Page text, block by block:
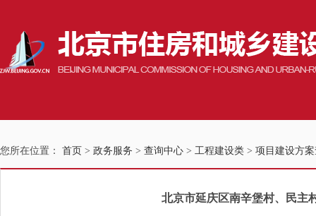
您所在位置： 首页 > 政务服务 > 查询中心 > 工程建设类 > 项目建设方
北京市延庆区南辛堡村、民主